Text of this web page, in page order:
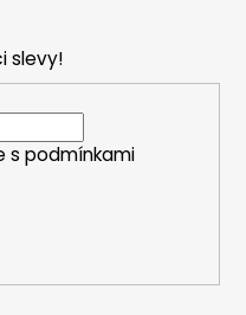
slevy!
s podmínkami